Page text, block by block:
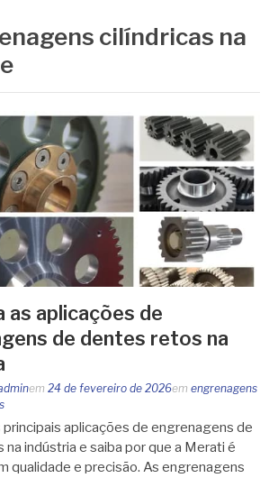
cilíndricas na
as aplicações de
de dentes retos na
em 24 de fevereiro de 2026em engrenagens
principais aplicações de engrenagens de
indústria e saiba por que a Merati é
qualidade e precisão. As engrenagens